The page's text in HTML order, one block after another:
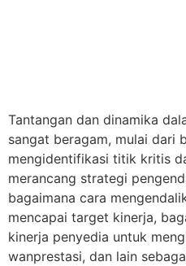
Tantangan dan dinamika
sangat beragam, mulai dari
mengidentifikasi titik kritis
merancang strategi
bagaimana cara
mencapai target kinerja,
kinerja penyedia untuk
wanprestasi, dan lain